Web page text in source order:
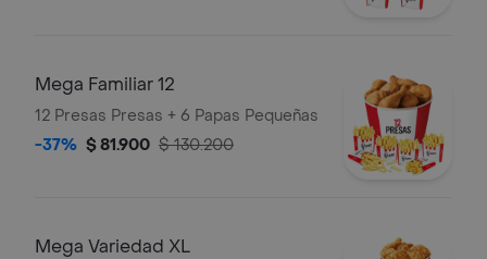
Mega Familiar 12
12 Presas Presas + 6 Papas Pequeñas
-37% $ 81.900 $ 130.200
Mega Variedad XL